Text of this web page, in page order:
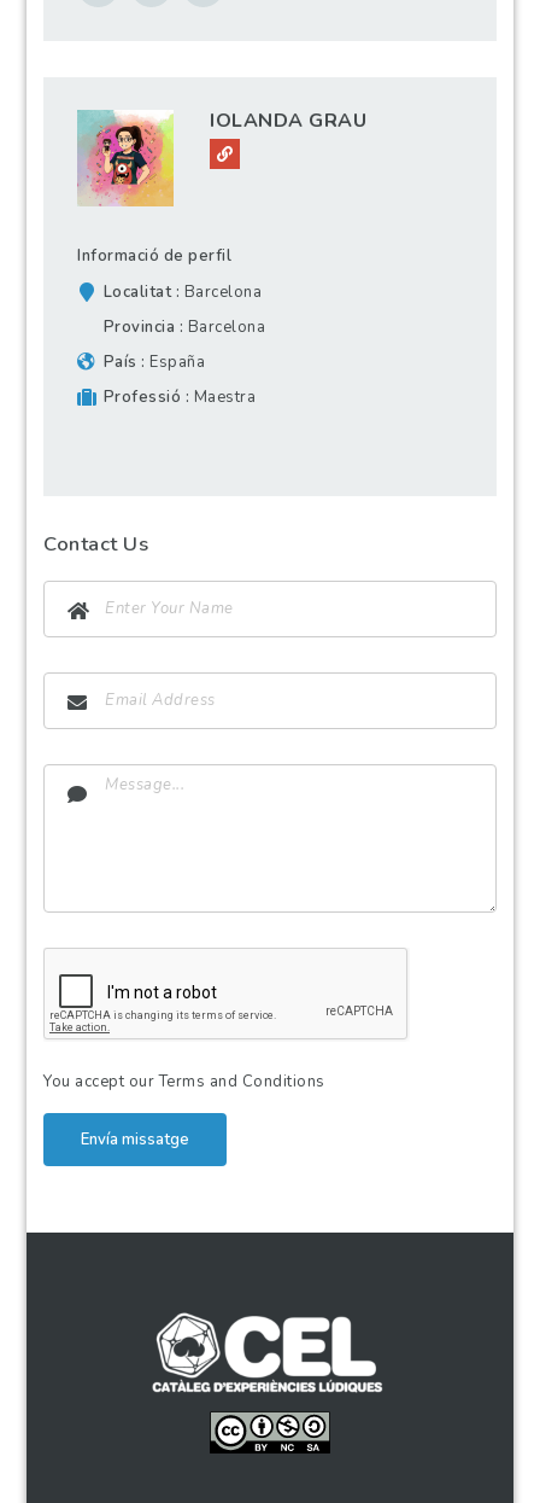
IOLANDA GRAU
Informació de perfil
Localitat
Barcelona
Provincia
Barcelona
País
España
Professió
Maestra
Contact Us
You accept ourTerms and Conditions
Envía missatge